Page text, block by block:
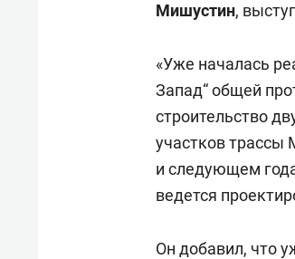
Мишустин,
«Уже началась
Запад“ общей
строительство
участков
и следующем
ведется
Он добавил, что
создают оазис жилого
комфорта под Казанью